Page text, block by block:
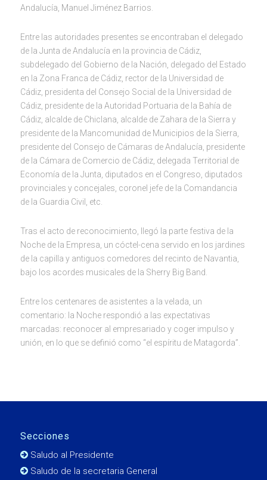
Andalucía, Manuel Jiménez Barrios.
Entre las autoridades presentes se encontraban el delegado
de la Junta de Andalucía en la provincia de Cádiz,
subdelegado del Gobierno de la Nación, delegado del Estado
en la Zona Franca de Cádiz, rector de la Universidad de
Cádiz, presidenta del Consejo Social de la Universidad de
Cádiz, presidente de la Autoridad Portuaria de la Bahía de
Cádiz, alcalde de Chiclana, alcalde de Zahara de la Sierra y
presidente de la Mancomunidad de Municipios de la Sierra,
presidente del Consejo de Cámaras de Andalucía, presidente
de la Cámara de Comercio de Cádiz, delegada Territorial de
Economía de la Junta, diputados en el Congreso, diputados
provinciales y concejales, coronel jefe de la Comandancia
de la Guardia Civil, etc.
Tras el acto de reconocimiento, llegó la parte festiva de la
Noche de la Empresa, un cóctel-cena servido en los jardines
de la capilla y antiguos comedores del recinto de Navantia,
bajo los acordes musicales de la Sherry Big Band.
Entre los centenares de asistentes a la velada, un
comentario: la Noche respondió a las expectativas
marcadas: reconocer al empresariado y coger impulso y
unión, en lo que se definió como “el espíritu de Matagorda”.
Secciones
Saludo al Presidente
Saludo de la secretaria General